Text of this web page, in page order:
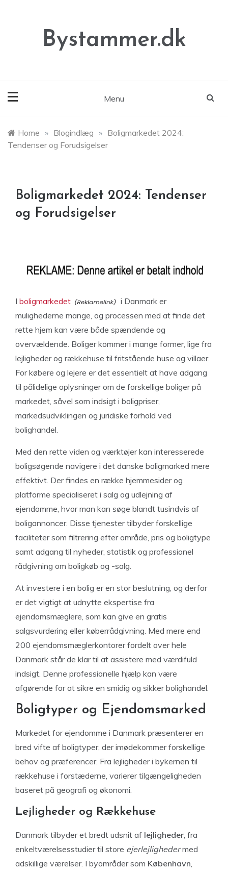
Bystammer.dk
Menu
Home » Blogindlæg » Boligmarkedet 2024:
Tendenser og Forudsigelser
Boligmarkedet 2024: Tendenser
og Forudsigelser
I boligmarkedet
i Danmark er
mulighederne mange, og processen med at finde det
rette hjem kan være både spændende og
overvældende. Boliger kommer i mange former, lige fra
lejligheder og rækkehuse til fritstående huse og villaer.
For købere og lejere er det essentielt at have adgang
til pålidelige oplysninger om de forskellige boliger på
markedet, såvel som indsigt i boligpriser,
markedsudviklingen og juridiske forhold ved
bolighandel.
Med den rette viden og værktøjer kan interesserede
boligsøgende navigere i det danske boligmarked mere
effektivt. Der findes en række hjemmesider og
platforme specialiseret i salg og udlejning af
ejendomme, hvor man kan søge blandt tusindvis af
boligannoncer. Disse tjenester tilbyder forskellige
faciliteter som filtrering efter område, pris og boligtype
samt adgang til nyheder, statistik og professionel
rådgivning om boligkøb og -salg.
At investere i en bolig er en stor beslutning, og derfor
er det vigtigt at udnytte ekspertise fra
ejendomsmæglere, som kan give en gratis
salgsvurdering eller køberrådgivning. Med mere end
200 ejendomsmæglerkontorer fordelt over hele
Danmark står de klar til at assistere med værdifuld
indsigt. Denne professionelle hjælp kan være
afgørende for at sikre en smidig og sikker bolighandel.
Boligtyper og Ejendomsmarked
Markedet for ejendomme i Danmark præsenterer en
bred vifte af boligtyper, der imødekommer forskellige
behov og præferencer. Fra lejligheder i bykernen til
rækkehuse i forstæderne, varierer tilgængeligheden
baseret på geografi og økonomi.
Lejligheder og Rækkehuse
Danmark tilbyder et bredt udsnit af lejligheder, fra
enkeltværelsesstudier til store ejerlejlighedermed
adskillige værelser. I byområder som København,